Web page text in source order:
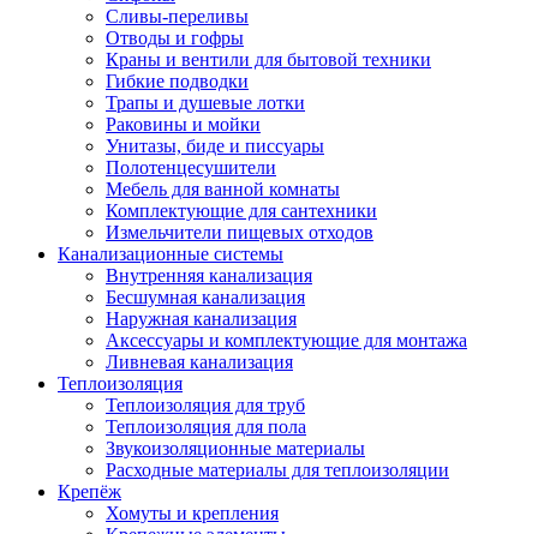
Сливы-переливы
Отводы и гофры
Краны и вентили для бытовой техники
Гибкие подводки
Трапы и душевые лотки
Раковины и мойки
Унитазы, биде и писсуары
Полотенцесушители
Мебель для ванной комнаты
Комплектующие для сантехники
Измельчители пищевых отходов
Канализационные системы
Внутренняя канализация
Бесшумная канализация
Наружная канализация
Аксессуары и комплектующие для монтажа
Ливневая канализация
Теплоизоляция
Теплоизоляция для труб
Теплоизоляция для пола
Звукоизоляционные материалы
Расходные материалы для теплоизоляции
Крепёж
Хомуты и крепления